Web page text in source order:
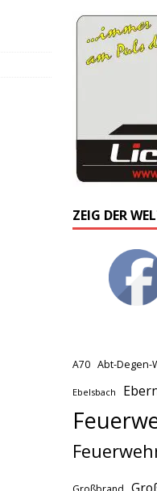
ZEIG DER
A70 Abt-Degen-
Ebelsbach